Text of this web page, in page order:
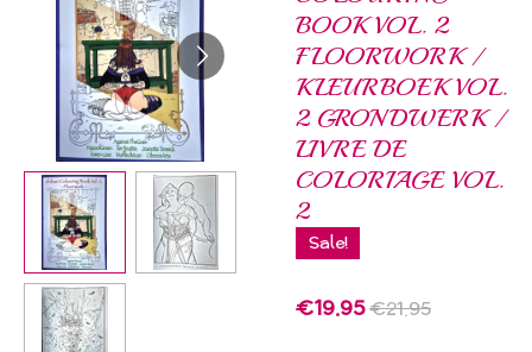
BOOK VOL. 2
FLOORWORK /
KLEURBOEK VOL.
2 GRONDWERK /
LIVRE DE
COLORIAGE VOL.
2
Sale!
€19.95€21.95